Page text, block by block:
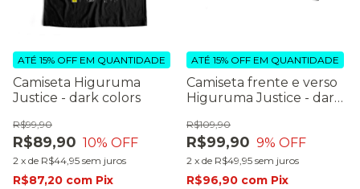
Camiseta Higuruma
Justice - dark colors
R$89,90
R$99,90
10% OFF
2 x de R$44,95 sem juros
ATÉ 15% OFF EM QUANTIDADE
R$87,20 com Pix
Camiseta frente e verso
Higuruma Justice - dark
R$99,90
R$109,90
9% OFF
2 x de R$49,95 sem juros
ATÉ 15% OFF EM QUANTIDADE
R$96,90 com Pix